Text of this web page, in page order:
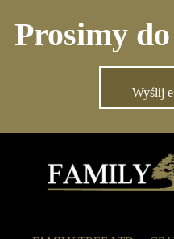
Prosimy
Wyślij